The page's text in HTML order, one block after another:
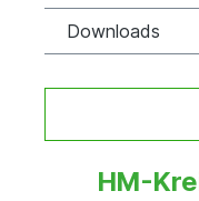
Downloads
HM-